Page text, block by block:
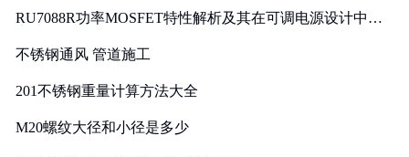
RU7088R功率MOSFET特性解析及其在可调电源设计中的
不锈钢通风 管道施工
201不锈钢重量计算方法大全
M20螺纹大径和小径是多少